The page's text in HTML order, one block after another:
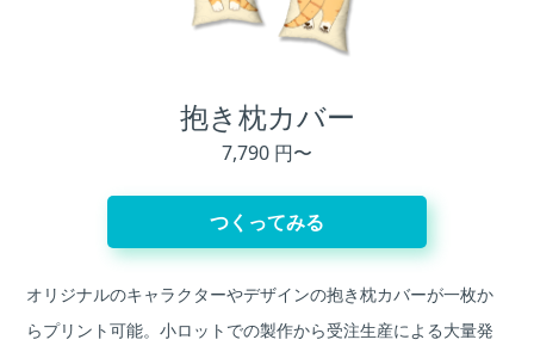
抱き枕カバー
オリジナルのキャラクターやデザインの抱き枕カバーが一枚か
らプリント可能。小ロットでの製作から受注生産による大量発
7,790 円〜
つくってみる